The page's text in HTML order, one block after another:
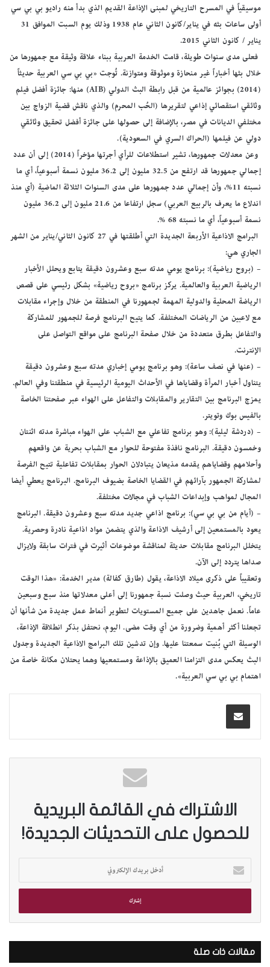
موسيقياً في المسرح التاريخي لمبنى الإذاعة القديم الذي بدأ منه راديو بي بي سي
أولى ساعات بثه في يناير/كانون الثاني عام 1938 وذلك يوم السبت الموافق 31
يناير / كانون الثاني 2015.
فعلى مدى سنوات طويلة، قامت الخدمة العربية ببناء علاقة وثيقة مع جمهورها من
خلال بثها أخباراً غير منحازة وموثوقة ومتوازنة. تُوجت «بي بي سي العربية حديثاً
(2014) بجوائز عالمية من قبل رابطة البث الدولي (AIB) منها: جائزة أفضل فيلم
وثائقي استقصائي إذاعي لتقريرها (الحُب المحرم) والذي ناقش قضية الزواج بين
مختلفي الديانات في مصر، بالإضافة إلى حصولها على جائزة أفضل تحقيق وثائقي
دولي عن فيلمها (الحراك السري في السعودية).
وعن معدلات جمهورها، تشير استطلاعات للرأي أجرتها مؤخراً (2014) إلى أن عدد
إجمالي جمهورها قد ارتفع من 32.5 مليون إلى 36.2 مليون نسمة أسبوعياً، أي ما
نسبته 11%، وأن إجمالي عدد جمهورها على مدى السنوات الثلاثة الماضية (أي منذ
اندلاع ما يعرف بالربيع العربي) سجل ارتفاعا من 21.6 مليون إلى 36.2 مليون
نسمة أسبوعياً، أي ما نسبته 68 %.
البرامج الاذاعية الأربعة الجديدة التي أطلقتها في 27 كانون الثاني/يناير من الشهر
الجاري هي:
– (بروح رياضية): برنامج يومي مدته سبع وعشرون دقيقة يتابع ويحلل الأخبار
الرياضية العربية والعالمية. يركز برنامج «بروح رياضية» بشكل رئيسي على قصص
الرياضة المحلية والدولية المهمة لجمهورنا في المنطقة من خلال وإجراء مقابلات
مع لاعبين من الرياضات المختلفة. كما يتيح البرنامج فرصة للجمهور للمشاركة
والتفاعل بطرق متعددة من خلال صفحة البرنامج على مواقع التواصل على
الإنترنت.
– (عنها في نصف ساعة): وهو برنامج يومي إخباري مدته سبع وعشرون دقيقة
يتناول أخبار المرأة وقضاياها في الأحداث اليومية الرئيسية في منطقتنا وفي العالم.
يمزج البرنامج بين التقارير والمقابلات والتفاعل على الهواء عبر صفحتنا الخاصة
بالفيس بوك وتويتر.
– (دردشة ليلية): وهو برنامج تفاعلي مع الشباب على الهواء مباشرة مدته اثنتان
وخمسون دقيقة. البرنامج نافذة مفتوحة للحوار مع الشباب بحرية عن واقعهم
وأحلامهم وقضاياهم يقدمه مذيعان يتبادلان الحوار بمقابلات تفاعلية تتيح الفرصة
لمشاركة الجمهور بآرائهم في القضايا الخاصة بضيوف البرنامج. البرنامج يعطي أيضا
المجال لمواهب وإبداعات الشباب في مجالات مختلفة.
– (أيام من بي بي سي): برنامج اذاعي جديد مدته سبع وعشرون دقيقة. البرنامج
يعود بالمستمعين إلى أرشيف الاذاعة والذي يتضمن مواد اذاعية نادرة وحصرية.
يتخلل البرنامج مقابلات حديثة لمناقشة موضوعات أثيرت في فترات سابقة ولايزال
صداها يتردد إلى الآن.
وتعقيباً على ذكرى ميلاد الاذاعة، يقول (طارق كفالة) مدير الخدمة: «هذا الوقت
تاريخي، العربية حيث وصلت نسبة جمهورنا إلى أعلى معدلاتها منذ سبع وسبعين
عاماً. نعمل جاهدين على جميع المستويات لتطوير أنماط عمل جديدة من شأنها أن
تجعلنا أكثر أهمية وضرورة من أي وقت مضى. اليوم، نحتفل بذكر انطلاقة الإذاعة،
الوسيلة التي بُنيت سمعتنا عليها. وإن تدشين تلك البرامج الاذاعية الجديدة وجدول
البث يعكس مدى التزامنا العميق بالإذاعة ومستمعيها وهما يحتلان مكانة خاصة من
اهتمام بي بي سي العربية».
الاشتراك في القائمة البريدية
للحصول على التحديثات الجديدة!
خ
ب
ي
د
مقالات ذات صلة